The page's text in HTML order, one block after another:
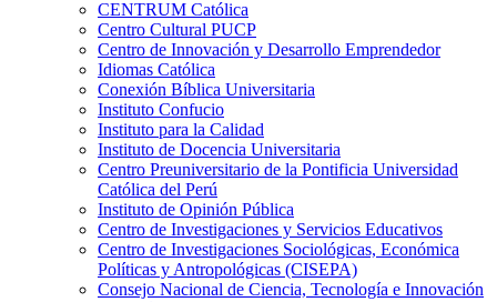
CENTRUM Católica
Centro Cultural PUCP
Centro de Innovación y Desarrollo Emprendedor
Idiomas Católica
Conexión Bíblica Universitaria
Instituto Confucio
Instituto para la Calidad
Instituto de Docencia Universitaria
Centro Preuniversitario de la Pontificia Universidad
Católica del Perú
Instituto de Opinión Pública
Centro de Investigaciones y Servicios Educativos
Centro de Investigaciones Sociológicas, Económica
Políticas y Antropológicas (CISEPA)
Consejo Nacional de Ciencia, Tecnología e Innovación